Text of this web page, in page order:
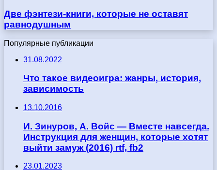
Две фэнтези-книги, которые не оставят
равнодушным
Популярные публикации
31.08.2022
Что такое видеоигра: жанры, история,
зависимость
13.10.2016
И. Зинуров, А. Войс — Вместе навсегда.
Инструкция для женщин, которые хотят
выйти замуж (2016) rtf, fb2
23.01.2023